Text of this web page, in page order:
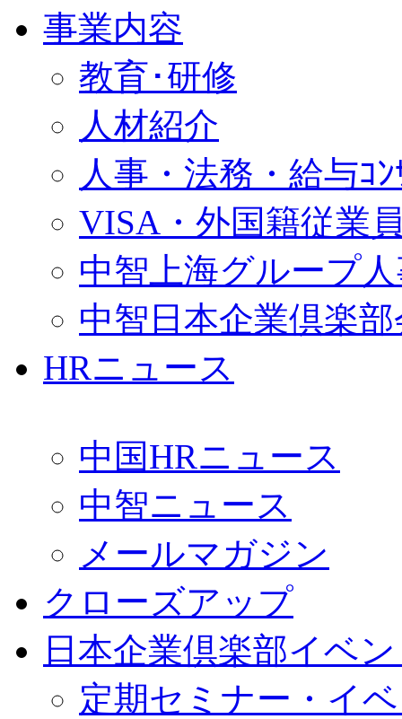
事業内容
教育･研修
人材紹介
人事・法務・給与ｺﾝ
VISA・外国籍従業
中智上海グループ
中智日本企業倶楽
HRニュース
中国HRニュース
中智ニュース
メールマガジン
クローズアップ
日本企業倶楽部イベ
定期セミナー・イ